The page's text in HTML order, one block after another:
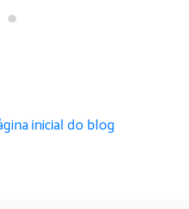
inicial do blog